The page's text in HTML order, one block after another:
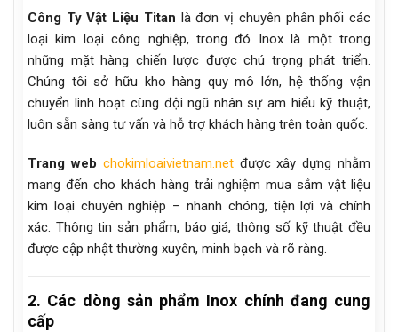
Công Ty Vật Liệu Titan là đơn vị chuyên phân phối các
loại kim loại công nghiệp, trong đó Inox là một trong
những mặt hàng chiến lược được chú trọng phát triển.
Chúng tôi sở hữu kho hàng quy mô lớn, hệ thống vận
chuyển linh hoạt cùng đội ngũ nhân sự am hiểu kỹ thuật,
luôn sẵn sàng tư vấn và hỗ trợ khách hàng trên toàn quốc.
Trang web chokimloaivietnam.netđược xây dựng nhằm
mang đến cho khách hàng trải nghiệm mua sắm vật liệu
kim loại chuyên nghiệp – nhanh chóng, tiện lợi và chính
xác. Thông tin sản phẩm, báo giá, thông số kỹ thuật đều
được cập nhật thường xuyên, minh bạch và rõ ràng.
2. Các dòng sản phẩm Inox chính đang cung
cấp